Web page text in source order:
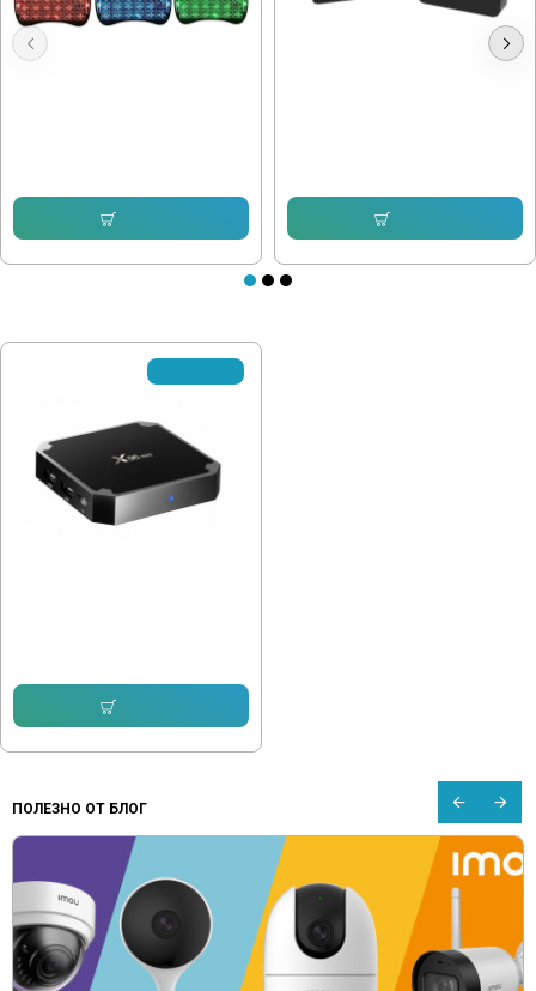
БЕЗЖИЧНА МИНИ КЛАВИАТУРА
ПОЛЕЗНО ОТ БЛОГ